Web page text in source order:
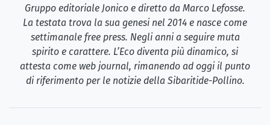
Gruppo editoriale Jonico e diretto da Marco Lefosse.
La testata trova la sua genesi nel 2014 e nasce come
settimanale free press. Negli anni a seguire muta
spirito e carattere. L’Eco diventa più dinamico, si
attesta come web journal, rimanendo ad oggi il punto
di riferimento per le notizie della Sibaritide-Pollino.